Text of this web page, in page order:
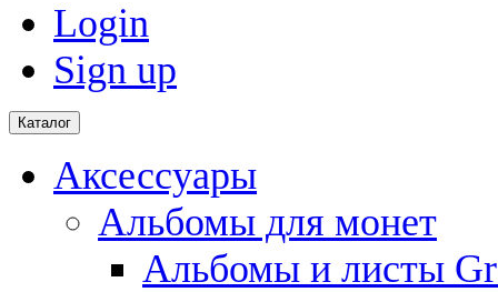
Login
Sign up
Каталог
Аксессуары
Альбомы для монет
Альбомы и листы